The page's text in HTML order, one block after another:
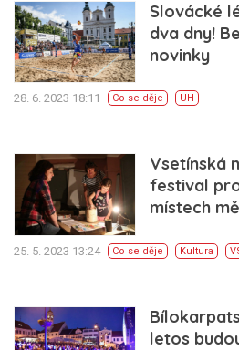
Slovácké
dva dny!
novinky
28. 6. 2023 18:11 Co se děje UH
Vsetínská
festival
místech
25. 5. 2023 13:24 Co se děje Kultura
letos